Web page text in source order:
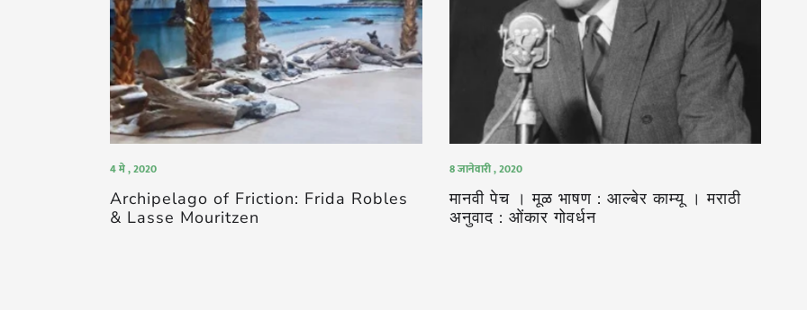
4 मे , 2020
Archipelago of Friction: Frida Robles
& Lasse Mouritzen
8 जानेवारी , 2020
मानवी पेच । मूळ भाषण : आल्बेर काम्यू । मराठी
अनुवाद : ओंकार गोवर्धन